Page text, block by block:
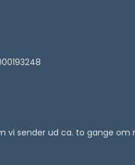
vi sender ud ca. to gange om